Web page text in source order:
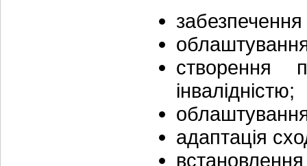
забезпечення
створення
інвалідністю;
облаштування
адаптація